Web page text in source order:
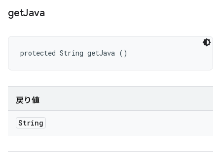
getJava
protected String getJava ()
戻り値
String